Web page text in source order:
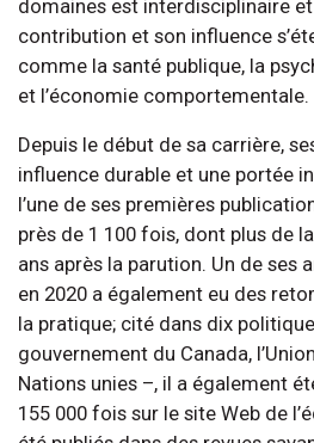
domaines est interdisciplinaire
contribution et son influence
comme la santé publique, la
et l’économie comportementale.
Depuis le début de sa carrière,
influence durable et une portée
l’une de ses premières
près de 1 100 fois, dont plus de
ans après la parution. Un de ses
en 2020 a également eu des
la pratique; cité dans dix
gouvernement du Canada,
Nations unies –, il a également
155 000 fois sur le site Web de